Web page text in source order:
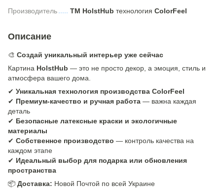
Производитель ТМ HolstHub технология ColorFeel
Описание
🎨 Создай уникальный интерьер уже сейчас
Картина HolstHub — это не просто декор, а эмоция, стиль и
атмосфера вашего дома.
✔ Уникальная технология производства ColorFeel
✔ Премиум-качество и ручная работа — важна каждая
деталь
✔ Безопасные латексные краски и экологичные
материалы
✔ Собственное производство — контроль качества на
каждом этапе
✔ Идеальный выбор для подарка или обновления
пространства
📦 Доставка: Новой Почтой по всей Украине